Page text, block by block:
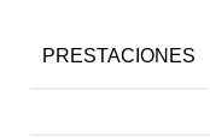
PRESTACIONES